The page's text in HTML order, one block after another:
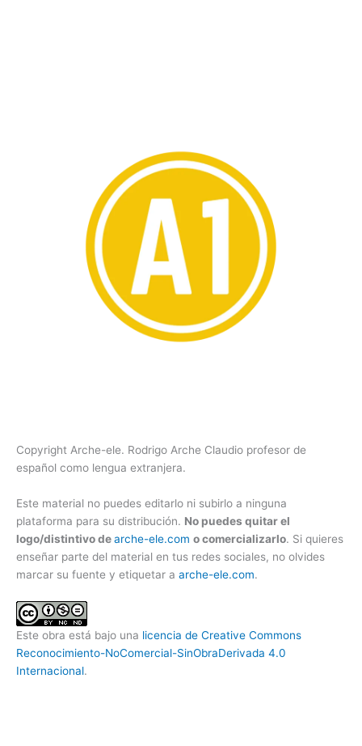
Copyright Arche-ele. Rodrigo Arche Claudio profesor de
español como lengua extranjera.
Este material no puedes editarlo ni subirlo a ninguna
plataforma para su distribución. No puedes quitar el
logo/distintivo dearche-ele.com o comercializarlo. Si quieres
enseñar parte del material en tus redes sociales, no olvides
marcar su fuente y etiquetar a arche-ele.com.
Este obra está bajo una licencia de Creative Commons
Reconocimiento-NoComercial-SinObraDerivada 4.0
Internacional.